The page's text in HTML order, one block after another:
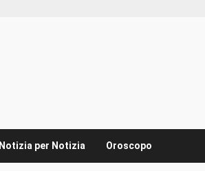
Notizia per Notizia Oroscopo